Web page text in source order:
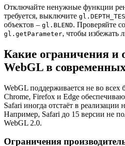
Отключайте ненужные функции
требуется, выключите
объектов – gl.BLEND. Проверяйте
gl.getParameter, чтобы избежать
Какие ограничения и
WebGL в
WebGL поддерживается не во всех
Chrome, Firefox и Edge
Safari иногда отстаёт в
Например, Safari до 15 версии не
WebGL 2.0.
Ограничения